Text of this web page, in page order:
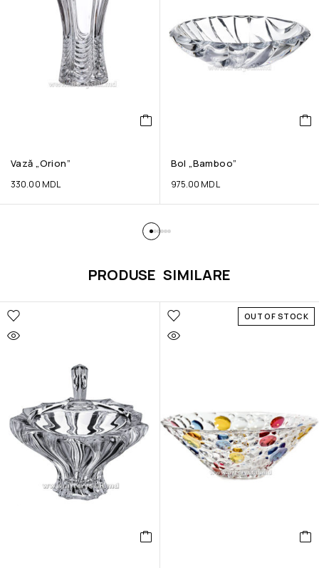
Vază „Orion”
330.00 MDL
Bol „Bamboo”
975.00 MDL
PRODUSE SIMILARE
OUT OF STOCK